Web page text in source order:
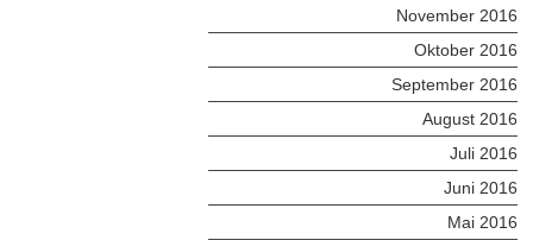
November 2016
Oktober 2016
September 2016
August 2016
Juli 2016
Juni 2016
Mai 2016